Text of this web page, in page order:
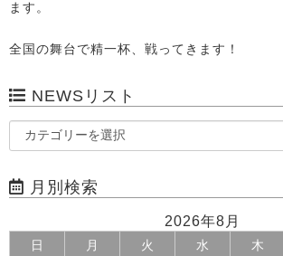
ます。
全国の舞台で精一杯、戦ってきます！
NEWSリスト
月別検索
2026年8月
日 月 火 水 木